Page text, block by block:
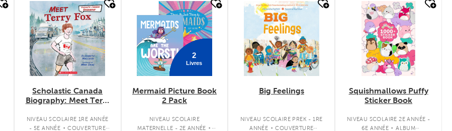
quick look
Scholastic Canada
Biography: Meet Terry
NIVEAU SCOLAIRE 1RE ANNÉE
- 5E ANNÉE . COUVERTURE
quick look
2
Livres
Mermaid Picture Book
2 Pack
NIVEAU SCOLAIRE
MATERNELLE - 2E ANNÉE .
quick look
Big Feelings
NIVEAU SCOLAIRE PREK - 1RE
ANNÉE . COUVERTURE
quick look
Squishmallows Puffy
Sticker Book
NIVEAU SCOLAIRE 2E ANNÉE -
6E ANNÉE . ALBUM